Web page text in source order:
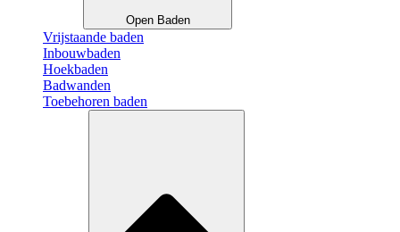
Open Baden
Vrijstaande baden
Inbouwbaden
Hoekbaden
Badwanden
Toebehoren baden